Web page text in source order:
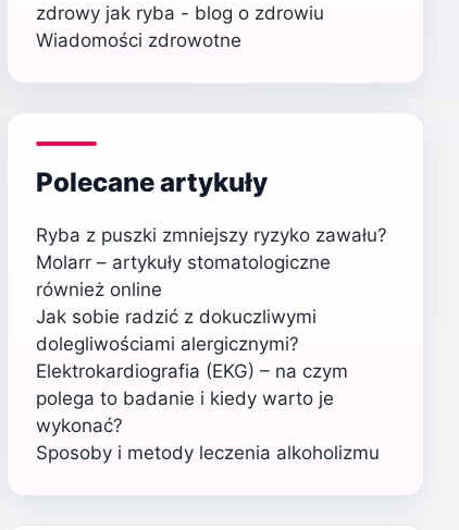
zdrowy jak ryba - blog o zdrowiu
Wiadomości zdrowotne
Polecane artykuły
Ryba z puszki zmniejszy ryzyko zawału?
Molarr – artykuły stomatologiczne
również online
Jak sobie radzić z dokuczliwymi
dolegliwościami alergicznymi?
Elektrokardiografia (EKG) – na czym
polega to badanie i kiedy warto je
wykonać?
Sposoby i metody leczenia alkoholizmu